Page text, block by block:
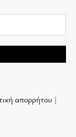
απορρήτου |